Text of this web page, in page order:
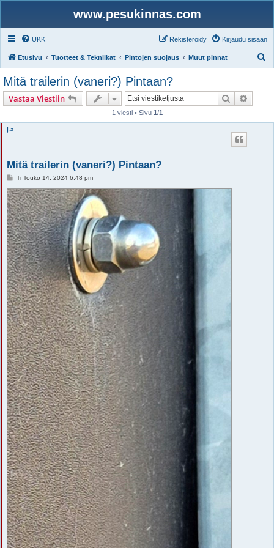
www.pesukinnas.com
UKK Kirjaudu sisään
Rekisteröidy
Etusivu Tuotteet & Tekniikat Pintojen suojaus Muut pinnat
Mitä trailerin (vaneri?) Pintaan?
Vastaa Viestiin Etsi
1 viesti • Sivu 1/1
j-a
Mitä trailerin (vaneri?) Pintaan?
V
e
s
t
i
Ti Touko 14, 2024 6:48 pm